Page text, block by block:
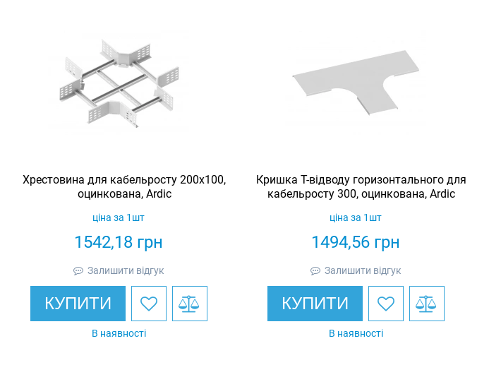
Хрестовина для кабельросту 200х100,
оцинкована, Ardic
1542,18 грн
ціна за 1шт
Залишити відгук
КУПИТИ
В наявності
Кришка Т-відводу горизонтального для
кабельросту 300, оцинкована, Ardic
1494,56 грн
ціна за 1шт
Залишити відгук
КУПИТИ
В наявності